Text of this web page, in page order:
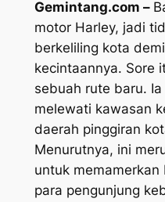
Gemintang.com –
motor Harley, jadi
berkeliling kota
kecintaannya. Sore
sebuah rute baru.
melewati kawasan
daerah pinggiran
Menurutnya, ini
untuk
para pengunjung